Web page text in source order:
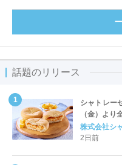
話題のリリース
シャトレー
（金）より
株式会社シ
2日前